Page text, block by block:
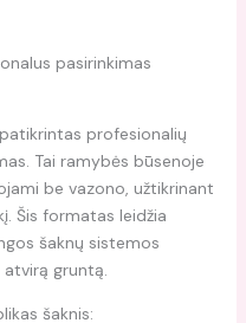
pasirinkimas
profesionalių
Tai ramybės būsenoje
be vazono, užtikrinant
Šis formatas leidžia
šaknų sistemos
gruntą.
šaknis: